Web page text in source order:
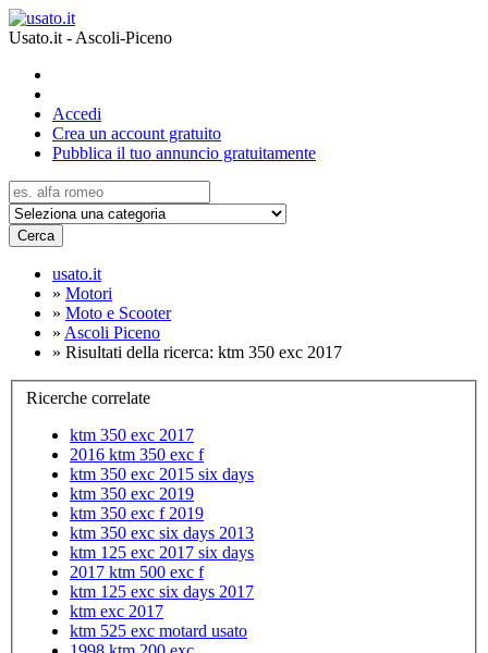
Usato.it - Ascoli-Piceno
Accedi
Crea un account gratuito
Pubblica il tuo annuncio gratuitamente
Cerca
usato.it
» Motori
» Moto e Scooter
» Ascoli Piceno
» Risultati della ricerca: ktm 350 exc 2017
Ricerche correlate
ktm 350 exc 2017
2016 ktm 350 exc f
ktm 350 exc 2015 six days
ktm 350 exc 2019
ktm 350 exc f 2019
ktm 350 exc six days 2013
ktm 125 exc 2017 six days
2017 ktm 500 exc f
ktm 125 exc six days 2017
ktm exc 2017
ktm 525 exc motard usato